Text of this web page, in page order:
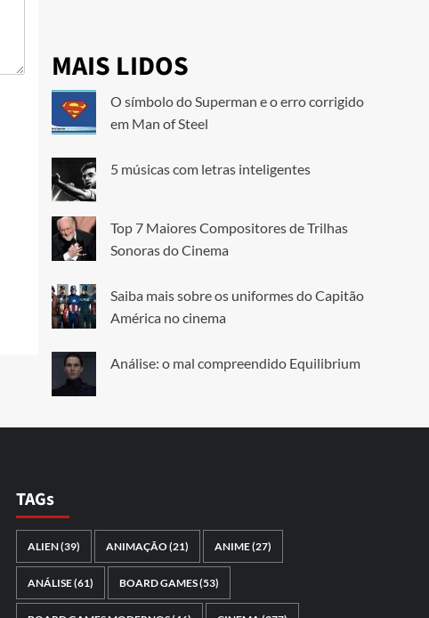
MAIS LIDOS
O símbolo do Superman e o erro corrigido
em Man of Steel
5 músicas com letras inteligentes
Top 7 Maiores Compositores de Trilhas
Sonoras do Cinema
Saiba mais sobre os uniformes do Capitão
América no cinema
Análise: o mal compreendido Equilibrium
TAGs
ALIEN(39) ANIMAÇÃO(21) ANIME(27)
ANÁLISE(61) BOARD GAMES(53)